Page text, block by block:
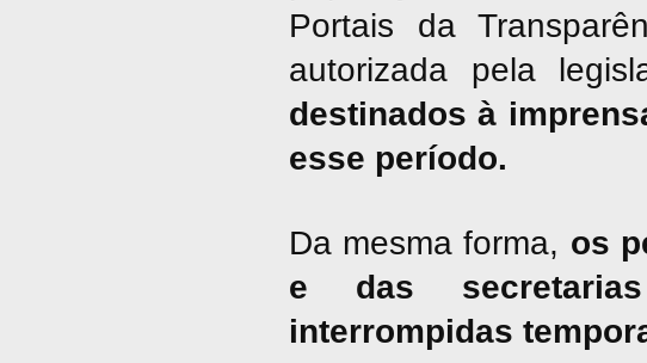
Portais da
autorizada pela
destinados à
esse período.
Da mesma forma, os
e das
interrompidas